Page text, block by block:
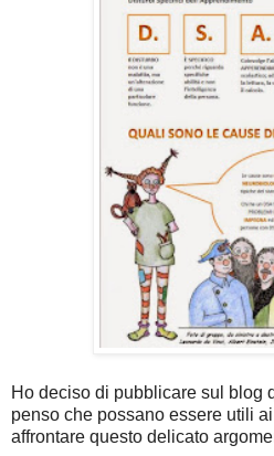
Ho deciso di pubblicare sul blog
penso che possano essere utili
affrontare questo delicato